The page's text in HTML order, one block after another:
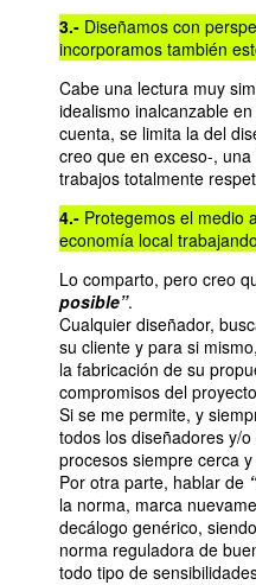
3.- Diseñamos con
incorporamos también
Cabe una lectura muy
idealismo inalcanzable
cuenta, se limita la del
creo que en exceso-,
trabajos totalmente
4.- Protegemos el medio
economía local
Lo comparto, pero creo
posible”.
Cualquier diseñador,
su cliente y para si
la fabricación de su
compromisos del
Si se me permite, y
todos los diseñadores y/
procesos siempre cerca
Por otra parte, hablar de
la norma, marca
decálogo genérico,
norma reguladora de
todo tipo de